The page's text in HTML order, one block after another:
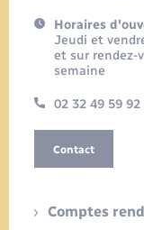
Horaires
Jeudi et
et sur rendez-
semaine
02 32 49 59 92
Contact
Comptes